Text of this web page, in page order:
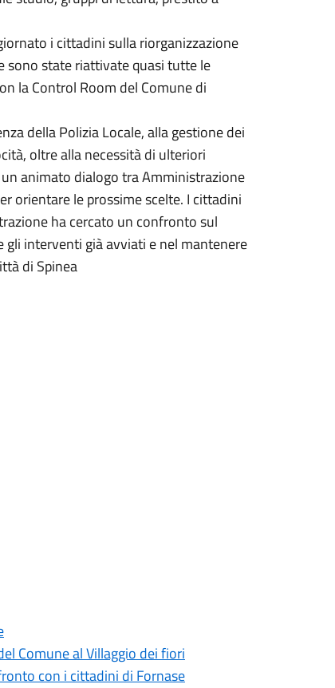
i cittadini sulla riorganizzazione
sono state riattivate quasi tutte le
la Control Room del Comune di
della Polizia Locale, alla gestione dei
oltre alla necessità di ulteriori
animato dialogo tra Amministrazione
orientare le prossime scelte. I cittadini
ha cercato un confronto sul
gli interventi già avviati e nel mantenere
di Spinea
Comune al Villaggio dei fiori
con i cittadini di Fornase